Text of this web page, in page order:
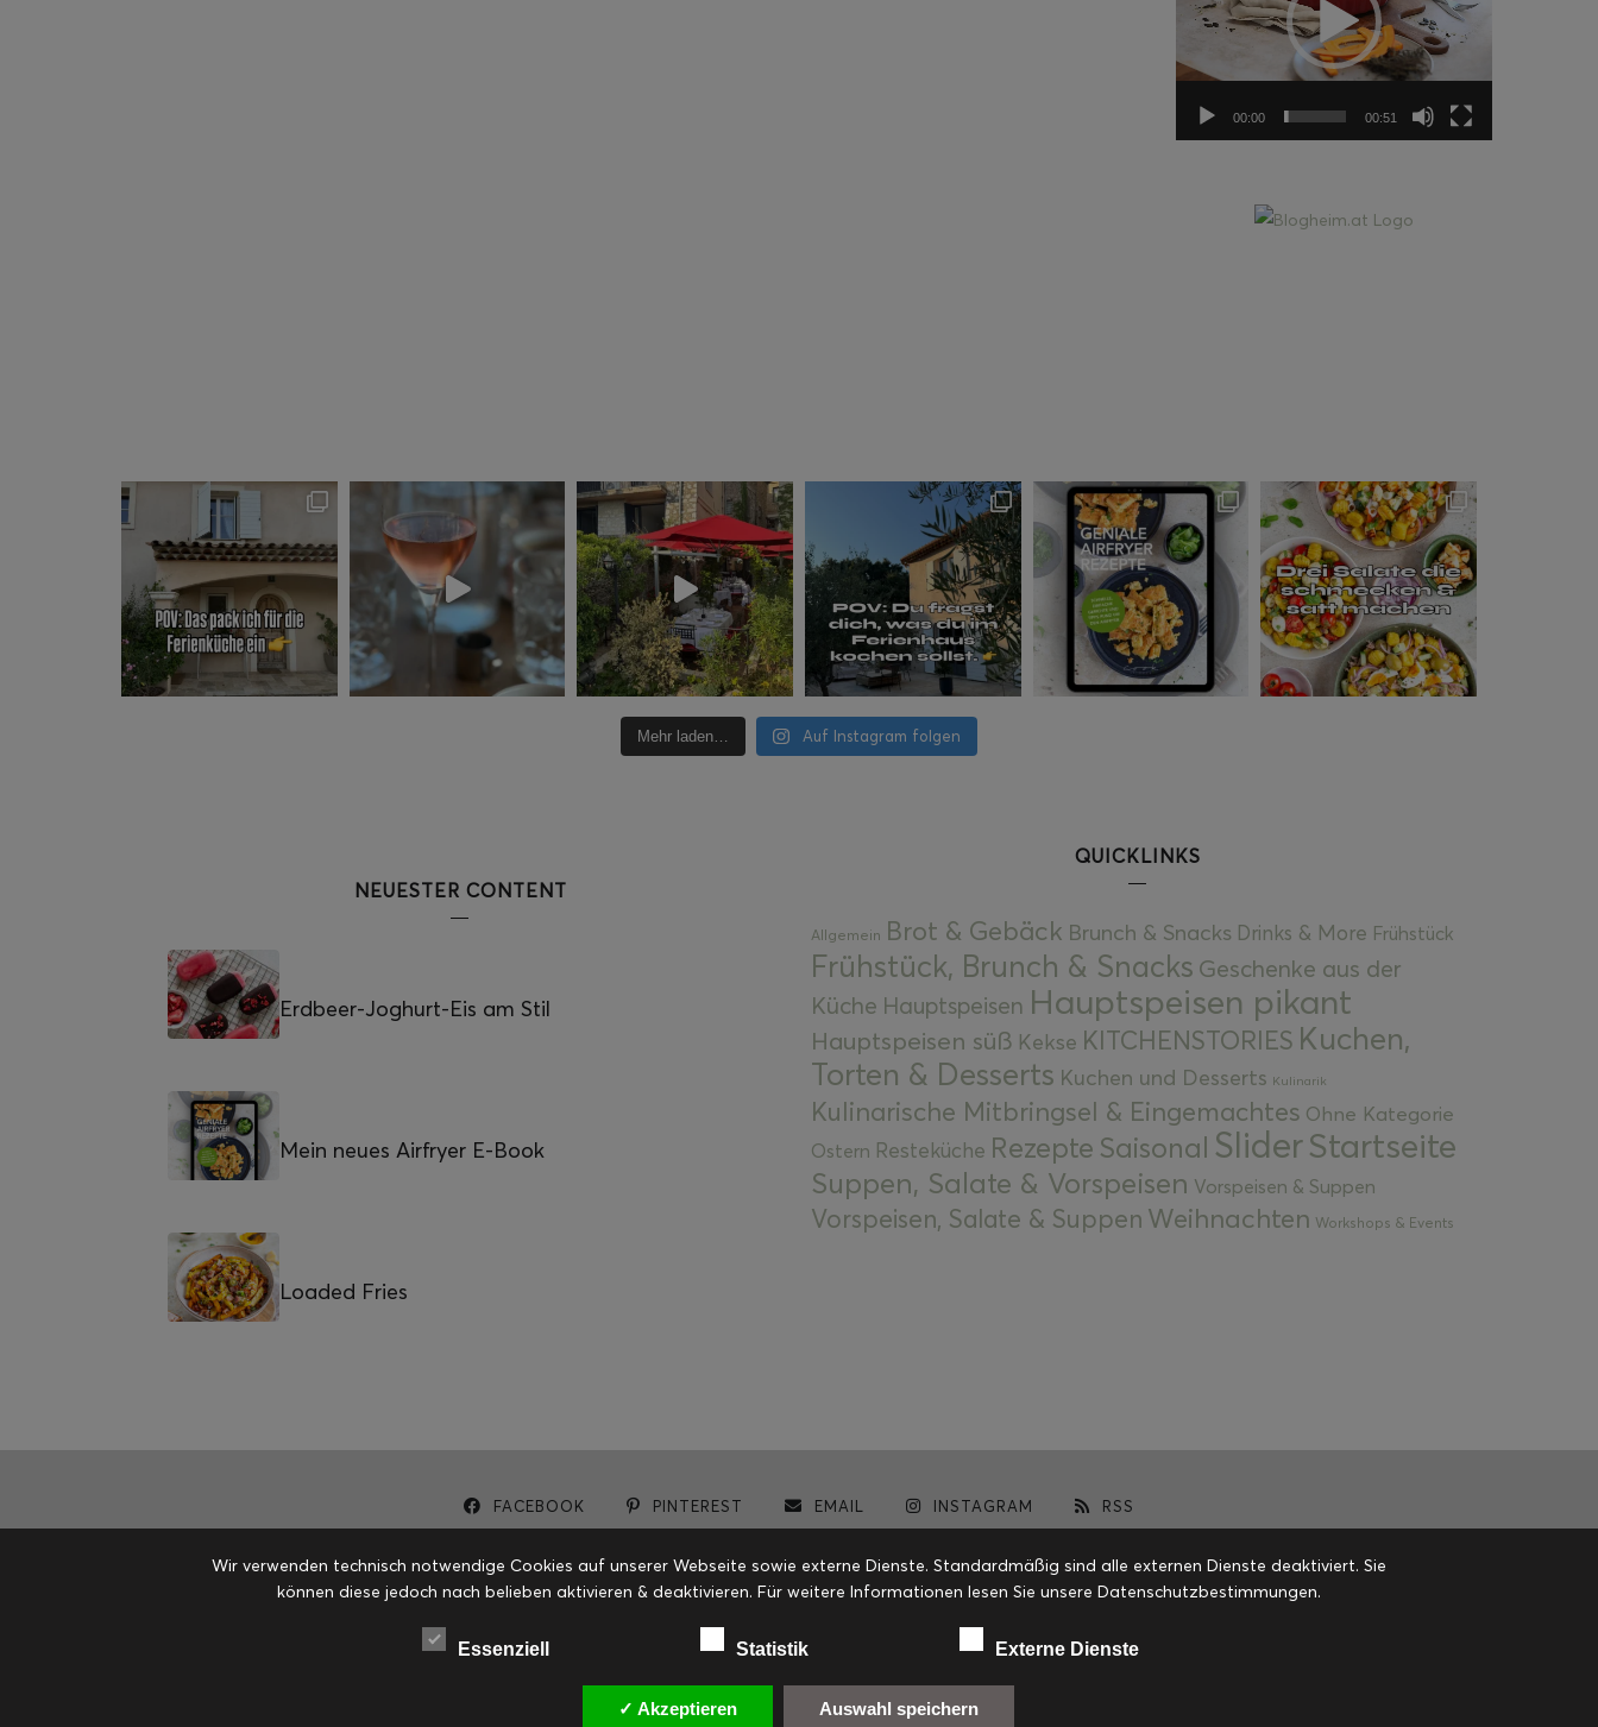
00:00 00:51
Mehr laden… Auf Instagram folgen
NEUESTER CONTENT
Erdbeer-Joghurt-Eis am Stil
Mein neues Airfryer E-Book
Loaded Fries
QUICKLINKS
Allgemein Brot & Gebäck Brunch & Snacks Drinks & More Frühstück
Frühstück, Brunch & Snacks Geschenke aus der
Küche Hauptspeisen Hauptspeisen pikant
Hauptspeisen süß Kekse KITCHENSTORIES Kuchen,
Torten & Desserts Kuchen und Desserts Kulinarik
Kulinarische Mitbringsel & Eingemachtes Ohne Kategorie
Ostern Resteküche Rezepte Saisonal SliderStartseite
Suppen, Salate & Vorspeisen Vorspeisen & Suppen
Vorspeisen, Salate & Suppen Weihnachten Workshops & Events
FACEBOOK PINTEREST EMAIL INSTAGRAM RSS
Wir verwenden technisch notwendige Cookies auf unserer Webseite sowie externe Dienste. Standardmäßig sind alle externen Dienste deaktiviert. Sie
können diese jedoch nach belieben aktivieren & deaktivieren. Für weitere Informationen lesen Sie unsere Datenschutzbestimmungen.
Essenziell Statistik Externe Dienste
✓ Akzeptieren Auswahl speichern